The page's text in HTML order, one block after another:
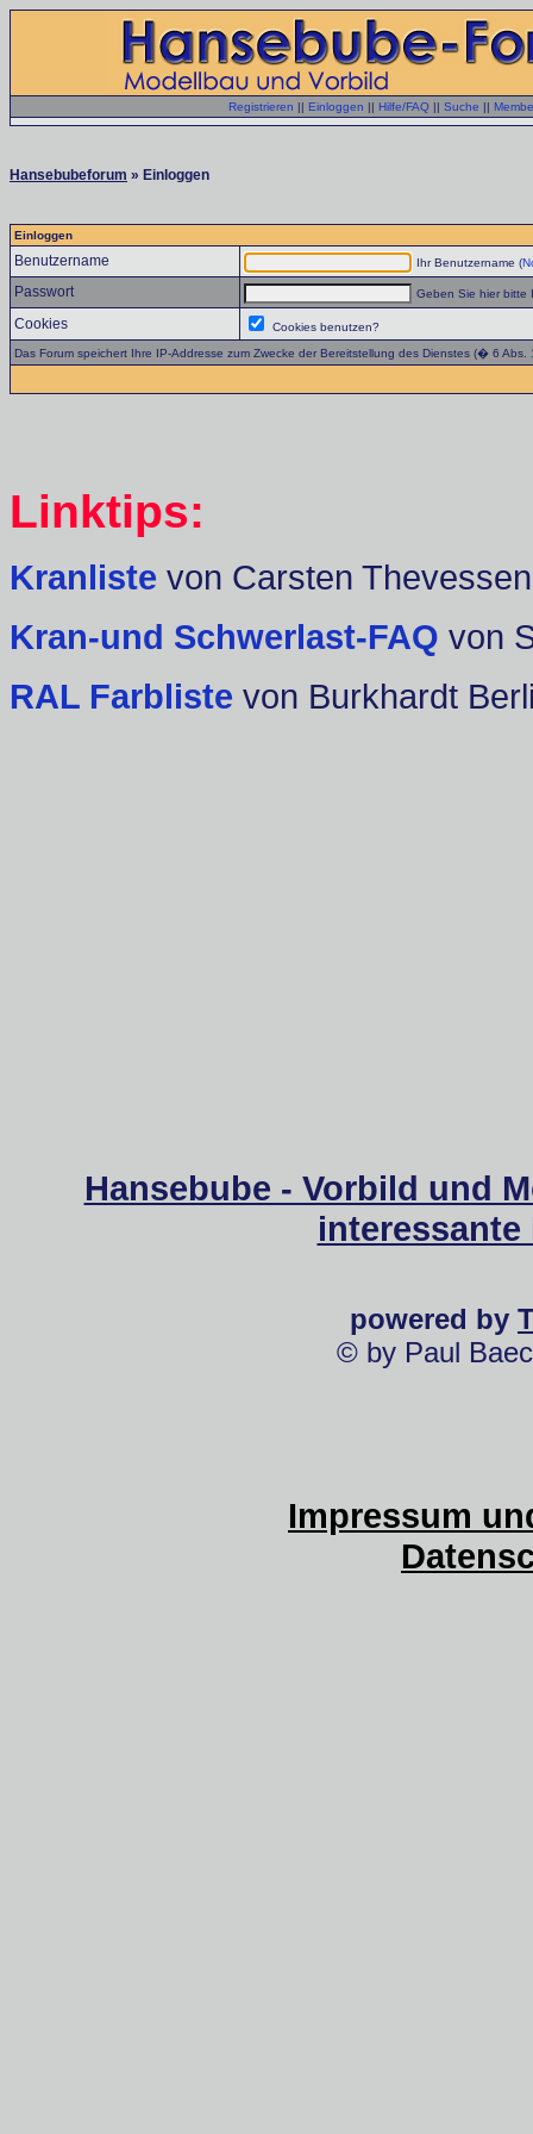
Registrieren || Einloggen || Hilfe/FAQ || Suche ||
Hansebubeforum » Einloggen
Einloggen
Benutzername Ihr Benutzername (
Passwort Geben Sie hier bitte
Cookies
Cookies benutzen?
Das Forum speichert Ihre IP-Addresse zum Zwecke der Bereitstellung des Dienstes (� 6
Linktips:
Kranliste von Carsten Thevessen
Kran-und Schwerlast-FAQ von
RAL Farbliste von Burkhardt
Hansebube - Vorbild und
powered by
© by Paul
Impressum